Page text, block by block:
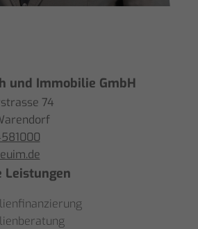
und Immobilie GmbH
74
Leistungen